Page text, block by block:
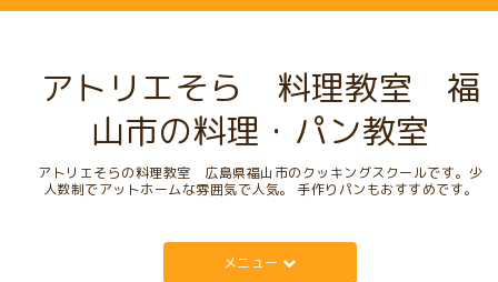
アトリエそら 料理教室 福
山市の料理・パン教室
アトリエそらの料理教室 広島県福山市のクッキングスクールです。少
人数制でアットホームな雰囲気で人気。 手作りパンもおすすめです。
メニュー